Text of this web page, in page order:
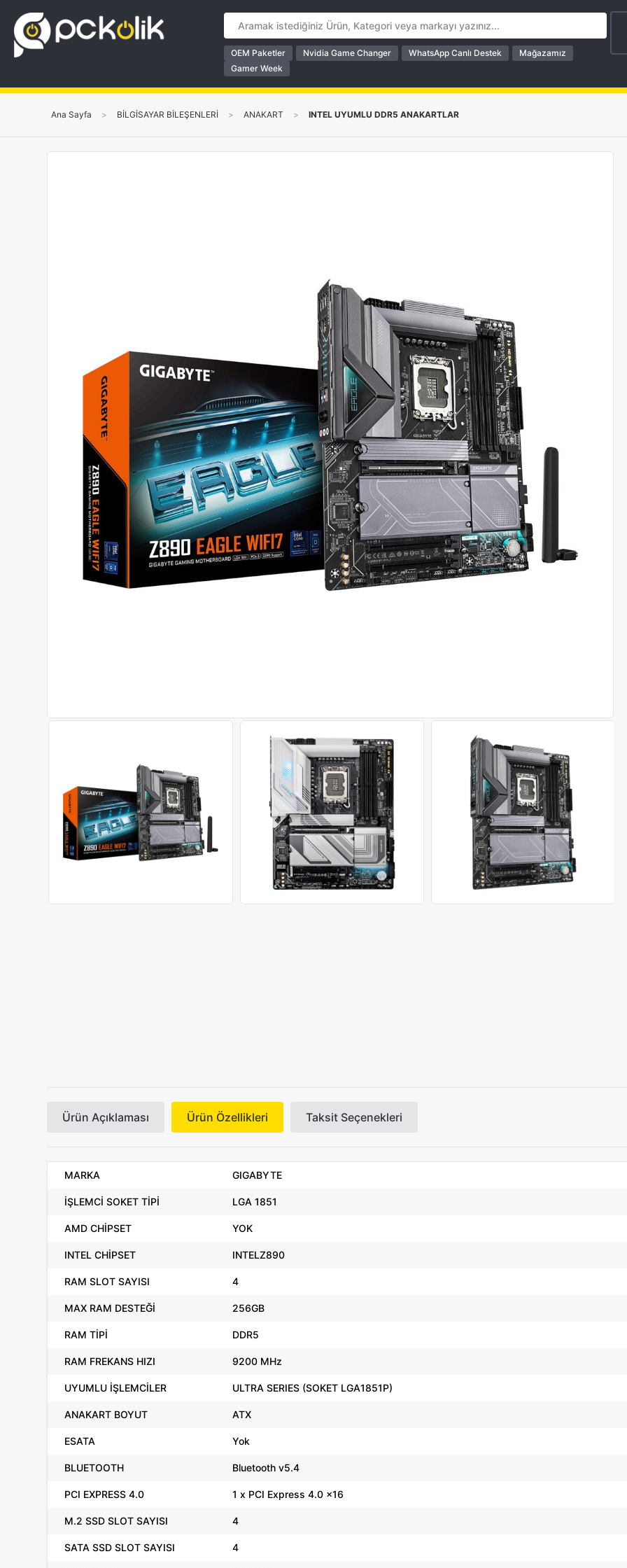
OEM Paketler Nvidia Game Changer WhatsApp Canlı Destek
Mağazamız
Gamer Week
Ana Sayfa > BİLGİSAYAR BİLEŞENLERİ > ANAKART > INTEL UYUMLU DDR5 ANAKARTLAR
Ürün Açıklaması Ürün Özellikleri Taksit Seçenekleri
MARKA GIGABYTE
İŞLEMCİ SOKET TİPİ LGA 1851
AMD CHİPSET YOK
INTEL CHİPSET INTELZ890
RAM SLOT SAYISI 4
MAX RAM DESTEĞİ 256GB
RAM TİPİ DDR5
RAM FREKANS HIZI 9200 MHz
UYUMLU İŞLEMCİLER ULTRA SERIES (SOKET LGA1851P)
ANAKART BOYUT ATX
ESATA Yok
BLUETOOTH Bluetooth v5.4
PCI EXPRESS 4.0 1 x PCI Express 4.0 x16
M.2 SSD SLOT SAYISI 4
SATA SSD SLOT SAYISI 4